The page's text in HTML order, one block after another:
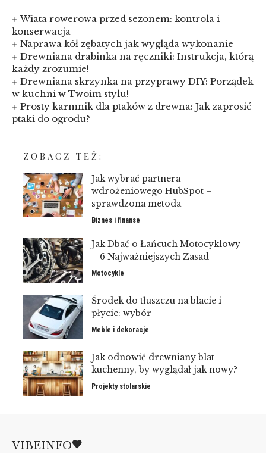
Wiata rowerowa przed sezonem: kontrola i
konserwacja
Naprawa kół zębatych jak wygląda wykonanie
Drewniana drabinka na ręczniki: Instrukcja, którą
każdy zrozumie!
Drewniana skrzynka na przyprawy DIY: Porządek
w kuchni w Twoim stylu!
Prosty karmnik dla ptaków z drewna: Jak zaprosić
ptaki do ogrodu?
ZOBACZ TEŻ:
Jak wybrać partnera
wdrożeniowego HubSpot –
sprawdzona metoda
Biznes i finanse
Jak Dbać o Łańcuch Motocyklowy
– 6 Najważniejszych Zasad
Motocykle
Środek do tłuszczu na blacie i
płycie: wybór
Meble i dekoracje
Jak odnowić drewniany blat
kuchenny, by wyglądał jak nowy?
Projekty stolarskie
VIBEINFO